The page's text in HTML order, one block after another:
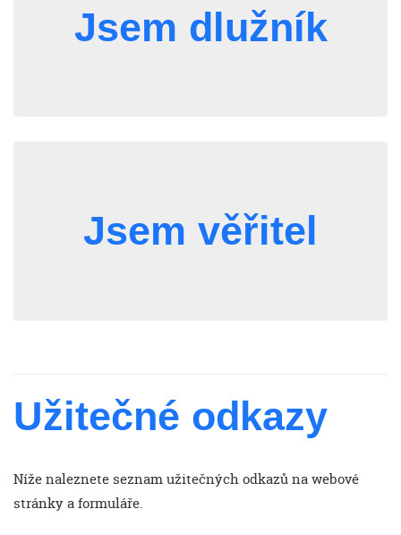
Jsem dlužník
Jsem věřitel
Užitečné odkazy
Níže naleznete seznam užitečných odkazů na webové
stránky a formuláře.